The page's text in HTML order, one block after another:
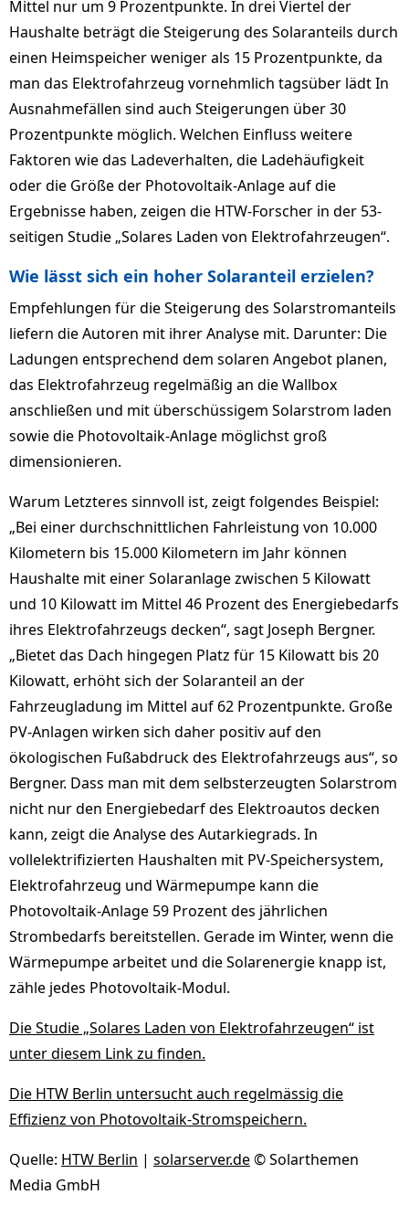
Mittel nur um 9 Prozentpunkte. In drei Viertel der
Haushalte beträgt die Steigerung des Solaranteils durch
einen Heimspeicher weniger als 15 Prozentpunkte, da
man das Elektrofahrzeug vornehmlich tagsüber lädt In
Ausnahmefällen sind auch Steigerungen über 30
Prozentpunkte möglich. Welchen Einfluss weitere
Faktoren wie das Ladeverhalten, die Ladehäufigkeit
oder die Größe der Photovoltaik-Anlage auf die
Ergebnisse haben, zeigen die HTW-Forscher in der 53-
seitigen Studie „Solares Laden von Elektrofahrzeugen“.
Wie lässt sich ein hoher Solaranteil erzielen?
Empfehlungen für die Steigerung des Solarstromanteils
liefern die Autoren mit ihrer Analyse mit. Darunter: Die
Ladungen entsprechend dem solaren Angebot planen,
das Elektrofahrzeug regelmäßig an die Wallbox
anschließen und mit überschüssigem Solarstrom laden
sowie die Photovoltaik-Anlage möglichst groß
dimensionieren.
Warum Letzteres sinnvoll ist, zeigt folgendes Beispiel:
„Bei einer durchschnittlichen Fahrleistung von 10.000
Kilometern bis 15.000 Kilometern im Jahr können
Haushalte mit einer Solaranlage zwischen 5 Kilowatt
und 10 Kilowatt im Mittel 46 Prozent des Energiebedarfs
ihres Elektrofahrzeugs decken“, sagt Joseph Bergner.
„Bietet das Dach hingegen Platz für 15 Kilowatt bis 20
Kilowatt, erhöht sich der Solaranteil an der
Fahrzeugladung im Mittel auf 62 Prozentpunkte. Große
PV-Anlagen wirken sich daher positiv auf den
ökologischen Fußabdruck des Elektrofahrzeugs aus“, so
Bergner. Dass man mit dem selbsterzeugten Solarstrom
nicht nur den Energiebedarf des Elektroautos decken
kann, zeigt die Analyse des Autarkiegrads. In
vollelektrifizierten Haushalten mit PV-Speichersystem,
Elektrofahrzeug und Wärmepumpe kann die
Photovoltaik-Anlage 59 Prozent des jährlichen
Strombedarfs bereitstellen. Gerade im Winter, wenn die
Wärmepumpe arbeitet und die Solarenergie knapp ist,
zähle jedes Photovoltaik-Modul.
Die Studie „Solares Laden von Elektrofahrzeugen“ ist
unter diesem Link zu finden.
Die HTW Berlin untersucht auch regelmässig die
Effizienz von Photovoltaik-Stromspeichern.
Quelle: HTW Berlin | solarserver.de© Solarthemen
Media GmbH